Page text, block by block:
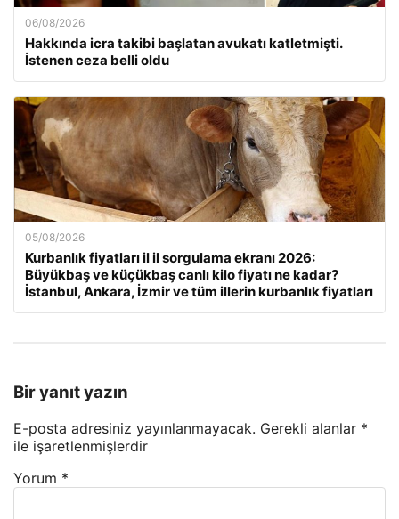
06/08/2026
Hakkında icra takibi başlatan avukatı katletmişti.
İstenen ceza belli oldu
05/08/2026
Kurbanlık fiyatları il il sorgulama ekranı 2026:
Büyükbaş ve küçükbaş canlı kilo fiyatı ne kadar?
İstanbul, Ankara, İzmir ve tüm illerin kurbanlık fiyatları
Bir yanıt yazın
E-posta adresiniz yayınlanmayacak. Gerekli alanlar *
ile işaretlenmişlerdir
Yorum *